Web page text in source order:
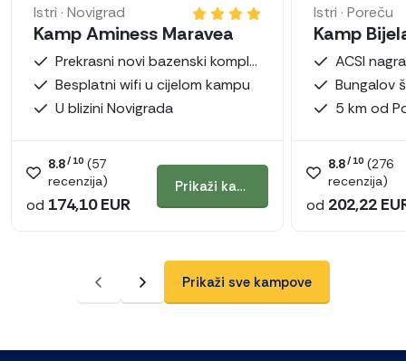
Istri · Novigrad
Kamp Aminess Maravea
Prekrasni novi bazenski kompleks
Besplatni wifi u cijelom kampu
U blizini Novigrada
8.8/ 10 (57
recenzija)
od 174,10 EUR
Prikaži kamp
Istri · Poreču
Kamp
5 km od
8.8/ 10(276
recenzija)
od 202,22
Prikaži sve kampove